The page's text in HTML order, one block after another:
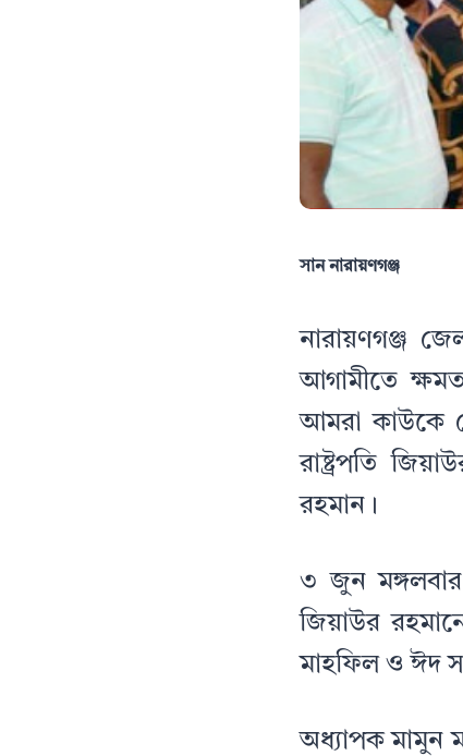
সান নারায়ণগঞ্জ
নারায়ণগঞ্জ
আগামীতে
আমরা কাউকে
রাষ্ট্রপতি
রহমান।
৩ জুন মঙ্গলবার
জিয়াউর
মাহফিল ও ঈদ
অধ্যাপক মামুন